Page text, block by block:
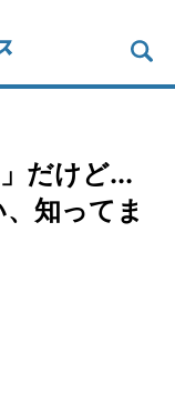
だけど...
知ってま